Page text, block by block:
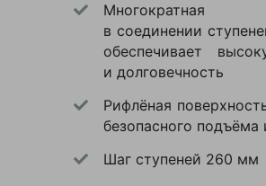
Многократная
в соединении
обеспечивает
и долговечность
Рифлёная
безопасного подъёма
Шаг ступеней 260 мм
лестница-
стремянка
Назначение
бытовое,
промышленное
16
подогнаны идеально. Я
сразу же проверил ее
на небольшой высоте —
подкрутить светильник
в прихожей. Ступени
широкие, стоять
Через неделю